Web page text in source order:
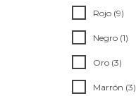
Rojo (9)
Negro (1)
Oro (3)
Marrón (3)